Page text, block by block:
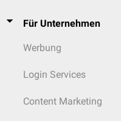
Für Unternehmen
Werbung
Login Services
Content Marketing